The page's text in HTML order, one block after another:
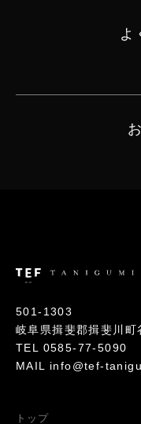
よ
501-1303
岐阜県揖斐郡揖斐川
TEL 0585-77-5090
MAIL info@tef-
トップ